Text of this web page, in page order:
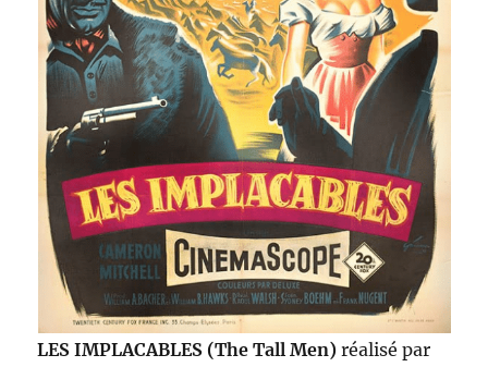
LES IMPLACABLES (The Tall Men)réalisé par